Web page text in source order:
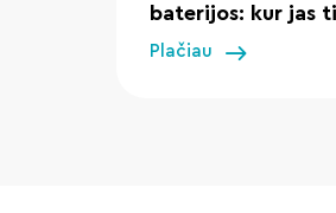
baterijos: kur jas
Plačiau